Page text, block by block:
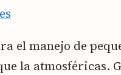
el manejo de
la atmosféricas.